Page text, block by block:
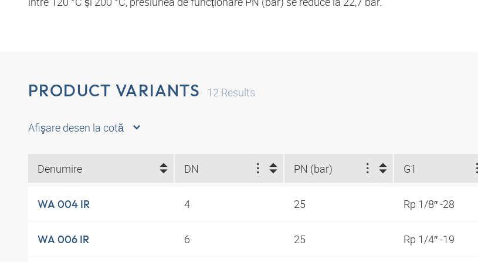
PRODUCT VARIANTS 12 Results
Afişare desen la cotă
Denumire DN PN (bar) G1
WA 004 IR 4 25 Rp 1/8″ -28
WA 006 IR 6 25 Rp 1/4″ -19